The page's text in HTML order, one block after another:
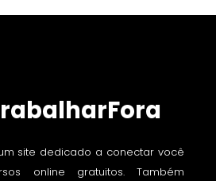
site dedicado a conectar você
online gratuitos. Também